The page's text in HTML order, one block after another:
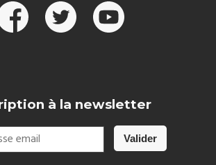
à la newsletter